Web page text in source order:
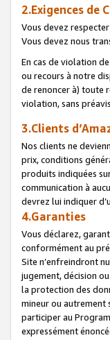
2.Exigences de
Vous devez
Vous devez nous
En cas de violation
ou recours à notre
de renoncer à) toute
violation, sans
3.Clients
Nos clients ne
prix, conditions
produits indiquées
communication à
devrez lui indiquer
4.Garanties
Vous déclarez,
conformément au
Site n’enfreindront
jugement, décision
la protection des
mineur ou autrement
participer au
expressément